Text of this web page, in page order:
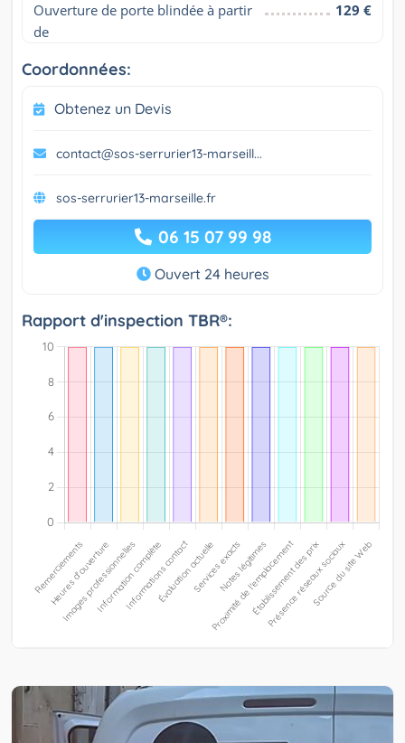
Ouverture de porte blindée à partir
de
129 €
Coordonnées:
Obtenez un Devis
contact@sos-serrurier13-marseill...
sos-serrurier13-marseille.fr
06 15 07 99 98
Ouvert 24 heures
Rapport d'inspection TBR®: